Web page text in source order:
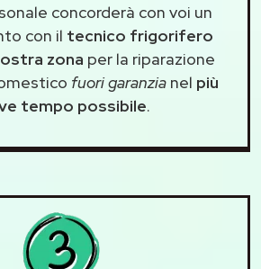
concorderà con voi un
con il tecnico frigorifero
zona per la riparazione
fuori garanzianel più
tempo possibile.